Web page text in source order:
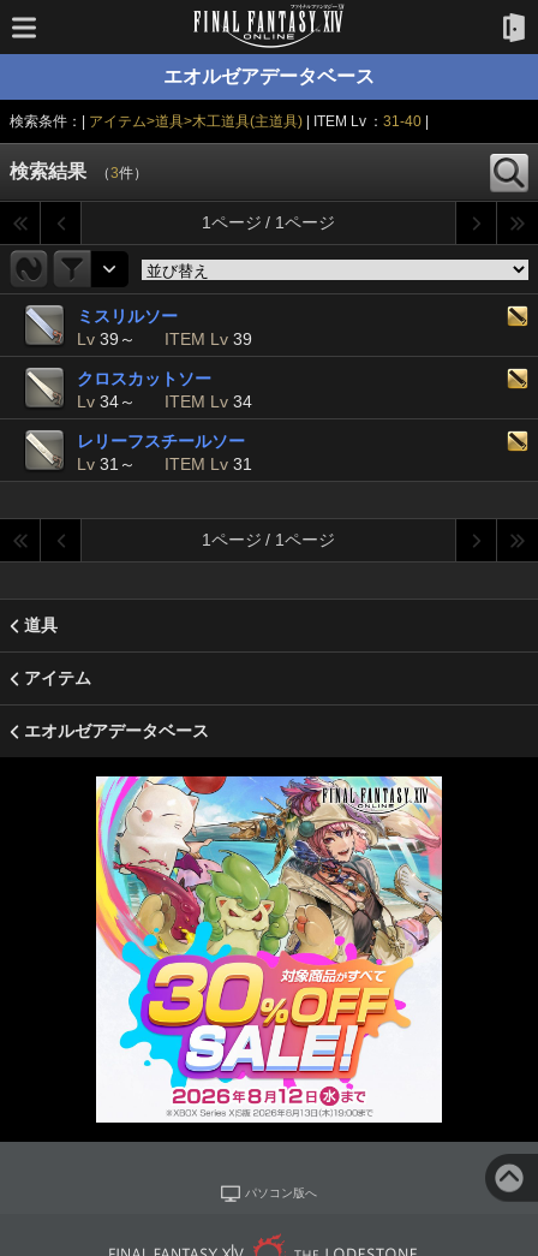
エオルゼアデータベース
検索条件：| アイテム>道具>木工道具(主道具) | ITEM Lv ：31-40
検索結果 （3件）
1ページ / 1ページ
ミスリルソー
Lv 39～ ITEM Lv 39
クロスカットソー
Lv 34～ ITEM Lv 34
レリーフスチールソー
Lv 31～ ITEM Lv 31
1ページ / 1ページ
道具
アイテム
エオルゼアデータベース
パソコン版へ